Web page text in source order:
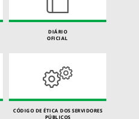
DIÁRIO
OFICIAL
CÓDIGO DE ÉTICA DOS SERVIDORES
PÚBLICOS